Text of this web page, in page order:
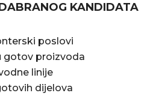
KANDIDATA
poslovi
gotov proizvoda
linije
dijelova